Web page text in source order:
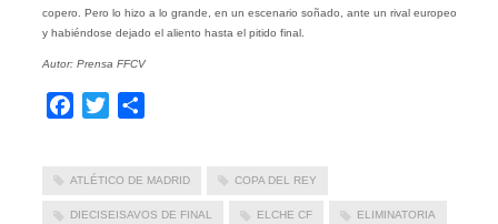
copero. Pero lo hizo a lo grande, en un escenario soñado, ante un rival europeo
y habiéndose dejado el aliento hasta el pitido final.
Autor: Prensa FFCV
Facebook
Twitter
ATLÉTICO DE MADRID COPA DEL REY
DIECISEISAVOS DE FINAL ELCHE CF ELIMINATORIA